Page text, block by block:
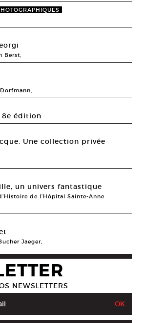
Berst,
8e édition
Une collection privée
un univers fantastique
de l’Hôpital Sainte-Anne
Jaeger,
NEWSLETTERS